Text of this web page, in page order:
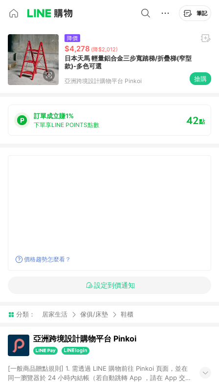
筆記
降價
$4,278 (降$2,012)
日本天馬 輕量鋁合金三步寬踏梯/折疊梯(窄型
款)-多色可選
亞洲跨境設計購物平台 Pinkoi 搶購
訂單成立賺1%
下單享LINE POINTS點數 42點
價格趨勢怎麼看？
設定到價通知
分類： 居家生活 傢俱/床墊 鞋櫃
亞洲跨境設計購物平台 Pinkoi
[一般商品贈點規則] 1. 需透過 LINE 購物前往 Pinkoi 頁面，並在
同一瀏覽器於 24 小時內結帳（若自動跳轉 App ，請在 App 交